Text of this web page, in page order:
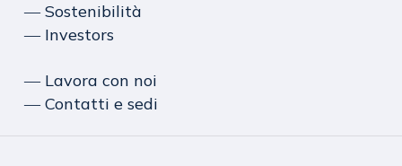
― Sostenibilità
― Investors
― Lavora con noi
― Contatti e sedi